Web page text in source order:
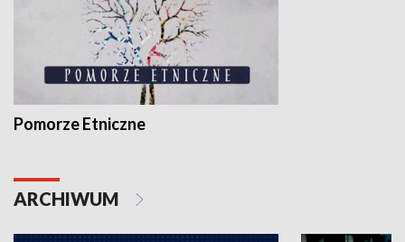
Pomorze Etniczne
ARCHIWUM